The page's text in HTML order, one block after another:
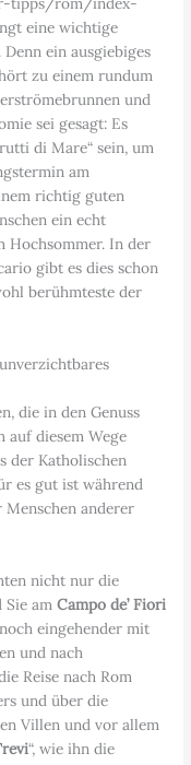
eine wichtige
ein ausgiebiges
zu einem rundum
und
sei gesagt: Es
di Mare“ sein, um
am
richtig guten
ein echt
Hochsommer. In der
gibt es dies schon
berühmteste der
die in den Genuss
auf diesem Wege
der Katholischen
es gut ist während
Menschen anderer
nicht nur die
Sie amCampo de’ Fiori
eingehender mit
und nach
Reise nach Rom
und über die
Villen und vor allem
“, wie ihn die